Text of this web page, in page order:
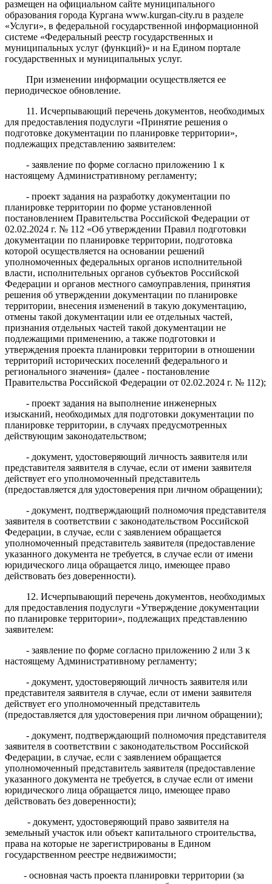
размещен на официальном сайте муниципального
образования города Кургана www.kurgan-city.ru в разделе
«Услуги», в федеральной государственной информационной
системе «Федеральный реестр государственных и
муниципальных услуг (функций)» и на Едином портале
государственных и муниципальных услуг.
При изменении информации осуществляется ее
периодическое обновление.
11. Исчерпывающий перечень документов, необходимых
для предоставления подуслуги «Принятие решения о
подготовке документации по планировке территории»,
подлежащих представлению заявителем:
- заявление по форме согласно приложению 1 к
настоящему Административному регламенту;
- проект задания на разработку документации по
планировке территории по форме установленной
постановлением Правительства Российской Федерации от
02.02.2024 г. № 112 «Об утверждении Правил подготовки
документации по планировке территории, подготовка
которой осуществляется на основании решений
уполномоченных федеральных органов исполнительной
власти, исполнительных органов субъектов Российской
Федерации и органов местного самоуправления, принятия
решения об утверждении документации по планировке
территории, внесения изменений в такую документацию,
отмены такой документации или ее отдельных частей,
признания отдельных частей такой документации не
подлежащими применению, а также подготовки и
утверждения проекта планировки территории в отношении
территорий исторических поселений федерального и
регионального значения» (далее - постановление
Правительства Российской Федерации от 02.02.2024 г. № 112);
- проект задания на выполнение инженерных
изысканий, необходимых для подготовки документации по
планировке территории, в случаях предусмотренных
действующим законодательством;
- документ, удостоверяющий личность заявителя или
представителя заявителя в случае, если от имени заявителя
действует его уполномоченный представитель
(предоставляется для удостоверения при личном обращении);
- документ, подтверждающий полномочия представителя
заявителя в соответствии с законодательством Российской
Федерации, в случае, если с заявлением обращается
уполномоченный представитель заявителя (предоставление
указанного документа не требуется, в случае если от имени
юридического лица обращается лицо, имеющее право
действовать без доверенности).
12. Исчерпывающий перечень документов, необходимых
для предоставления подуслуги «Утверждение документации
по планировке территории», подлежащих представлению
заявителем:
- заявление по форме согласно приложению 2 или 3 к
настоящему Административному регламенту;
- документ, удостоверяющий личность заявителя или
представителя заявителя в случае, если от имени заявителя
действует его уполномоченный представитель
(предоставляется для удостоверения при личном обращении);
- документ, подтверждающий полномочия представителя
заявителя в соответствии с законодательством Российской
Федерации, в случае, если с заявлением обращается
уполномоченный представитель заявителя (предоставление
указанного документа не требуется, в случае если от имени
юридического лица обращается лицо, имеющее право
действовать без доверенности);
- документ, удостоверяющий право заявителя на
земельный участок или объект капитального строительства,
права на которые не зарегистрированы в Едином
государственном реестре недвижимости;
- основная часть проекта планировки территории (за